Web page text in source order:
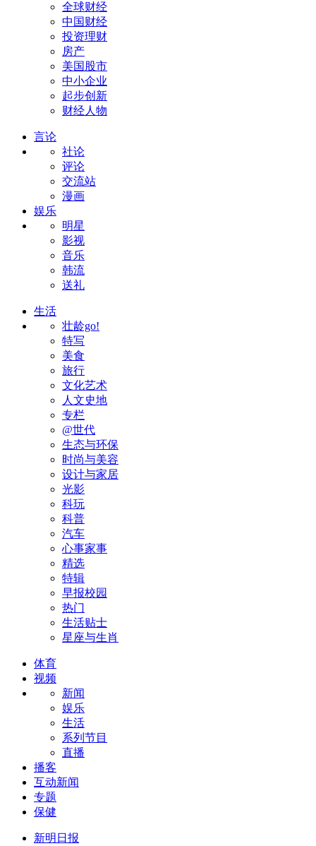
全球财经
中国财经
投资理财
房产
美国股市
中小企业
起步创新
财经人物
言论
社论
评论
交流站
漫画
娱乐
明星
影视
音乐
韩流
送礼
生活
壮龄go!
特写
美食
旅行
文化艺术
人文史地
专栏
@世代
生态与环保
时尚与美容
设计与家居
光影
科玩
科普
汽车
心事家事
精选
特辑
早报校园
热门
生活贴士
星座与生肖
体育
视频
新闻
娱乐
生活
系列节目
直播
播客
互动新闻
专题
保健
新明日报